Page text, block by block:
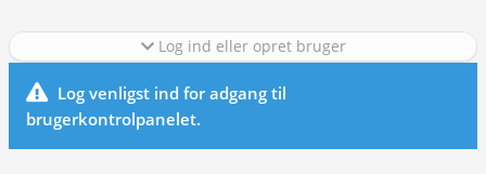
Log ind eller opret bruger
Log venligst ind for adgang til
brugerkontrolpanelet.